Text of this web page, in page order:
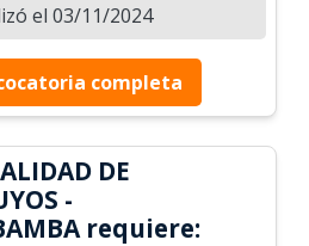
el 03/11/2024
completa
DE
-
requiere: